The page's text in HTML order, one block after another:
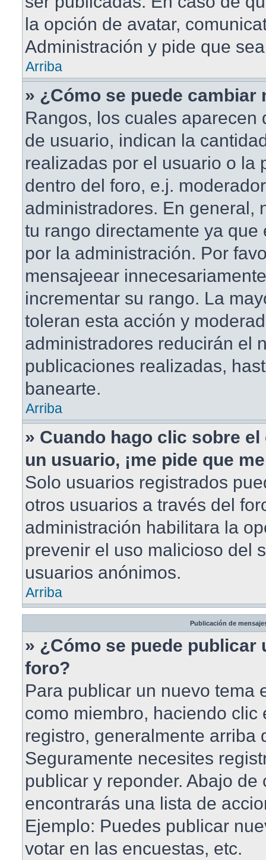
la opción de avatar,
Administración y pide que
Arriba
» ¿Cómo se puede cambiar
Rangos, los cuales aparecen
de usuario, indican la
realizadas por el usuario o la
dentro del foro, e.j.
administradores. En general,
tu rango directamente ya que
por la administración. Por
mensajeear
incrementar su rango. La
toleran esta acción y
administradores reducirán el
publicaciones realizadas,
banearte.
Arriba
» Cuando hago clic sobre
un usuario, ¡me pide que
Solo usuarios registrados
otros usuarios a través del
administración habilitara la
prevenir el uso malicioso del
usuarios anónimos.
Arriba
Publicación de
» ¿Cómo se puede publicar
foro?
Para publicar un nuevo tema
como miembro, haciendo clic
registro, generalmente arriba
Seguramente necesites
publicar y reponder. Abajo de
encontrarás una lista de
Ejemplo: Puedes publicar
votar en las encuestas, etc.